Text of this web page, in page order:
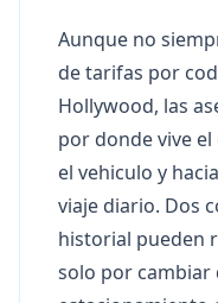
Aunque no
de tarifas por
Hollywood, las
por donde vive
el vehiculo y
viaje diario. Dos
historial pueden
solo por cambiar